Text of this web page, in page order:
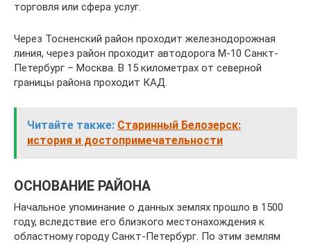
торговля или сфера услуг.
Через Тосненский район проходит железнодорожная
линия, через район проходит автодорога М-10 Санкт-
Петербург – Москва. В 15 километрах от северной
границы района проходит КАД.
Читайте также: Старинный Белозерск:
история и достопримечательности
ОСНОВАНИЕ РАЙОНА
Начальное упоминание о данных землях прошло в 1500
году, вследствие его близкого местонахождения к
областному городу Санкт-Петербург. По этим землям